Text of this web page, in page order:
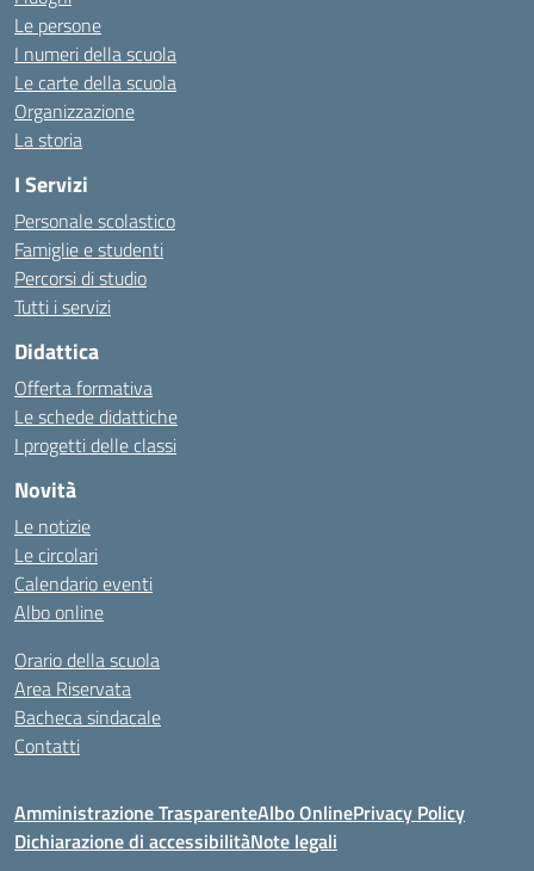
Le persone
I numeri della scuola
Le carte della scuola
Organizzazione
La storia
I Servizi
Personale scolastico
Famiglie e studenti
Percorsi di studio
Tutti i servizi
Didattica
Offerta formativa
Le schede didattiche
I progetti delle classi
Novità
Le notizie
Le circolari
Calendario eventi
Albo online
Orario della scuola
Area Riservata
Bacheca sindacale
Contatti
Amministrazione TrasparenteAlbo OnlinePrivacy Policy
Dichiarazione di accessibilitàNote legali